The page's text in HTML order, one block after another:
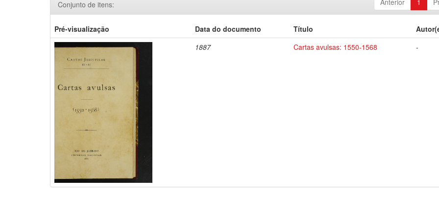
Anterior 1
Conjunto de itens:
Pré-visualização Data do documento Título
1887
Cartas avulsas: 1550-1568 -